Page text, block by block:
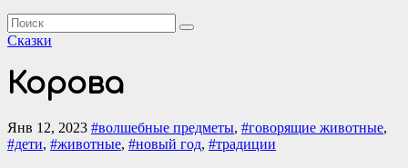
Сказки
Корова
Янв 12, 2023 #волшебные предметы, #говорящие животные,
#дети, #животные, #новый год, #традиции